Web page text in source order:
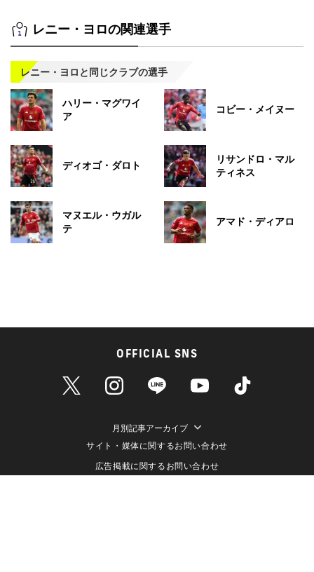
レニー・ヨロの関連選手
レニー・ヨロと同じクラブの選手
ハリー・マグワイ
ア
コビー・メイヌー
ディオゴ・ダロト
リサンドロ・マル
ティネス
マヌエル・ウガル
テ
アマド・ディアロ
OFFICIAL SNS
月別記事アーカイブ
サイト・媒体に関するお問い合わせ
広告掲載に関するお問い合わせ